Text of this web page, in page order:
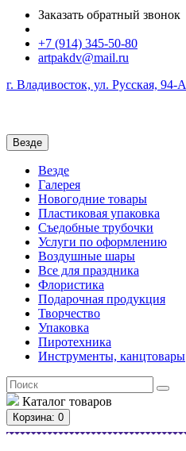
Заказать обратный звонок
+7 (914) 345-50-80
artpakdv@mail.ru
г. Владивосток, ул. Русская, 94-А
Везде
Везде
Галерея
Новогодние товары
Пластиковая упаковка
Съедобные трубочки
Услуги по оформлению
Воздушные шары
Все для праздника
Флористика
Подарочная продукция
Творчество
Упаковка
Пиротехника
Инструменты, канцтовары
Каталог товаров
Корзина: 0